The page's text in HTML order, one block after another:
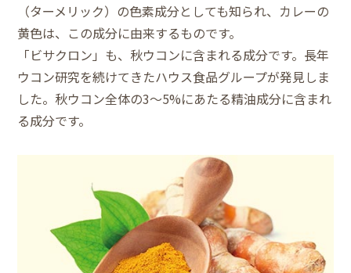
（ターメリック）の色素成分としても知られ、カレーの
黄色は、この成分に由来するものです。
「ビサクロン」も、秋ウコンに含まれる成分です。長年
ウコン研究を続けてきたハウス食品グループが発見しま
した。秋ウコン全体の3～5%にあたる精油成分に含まれ
る成分です。